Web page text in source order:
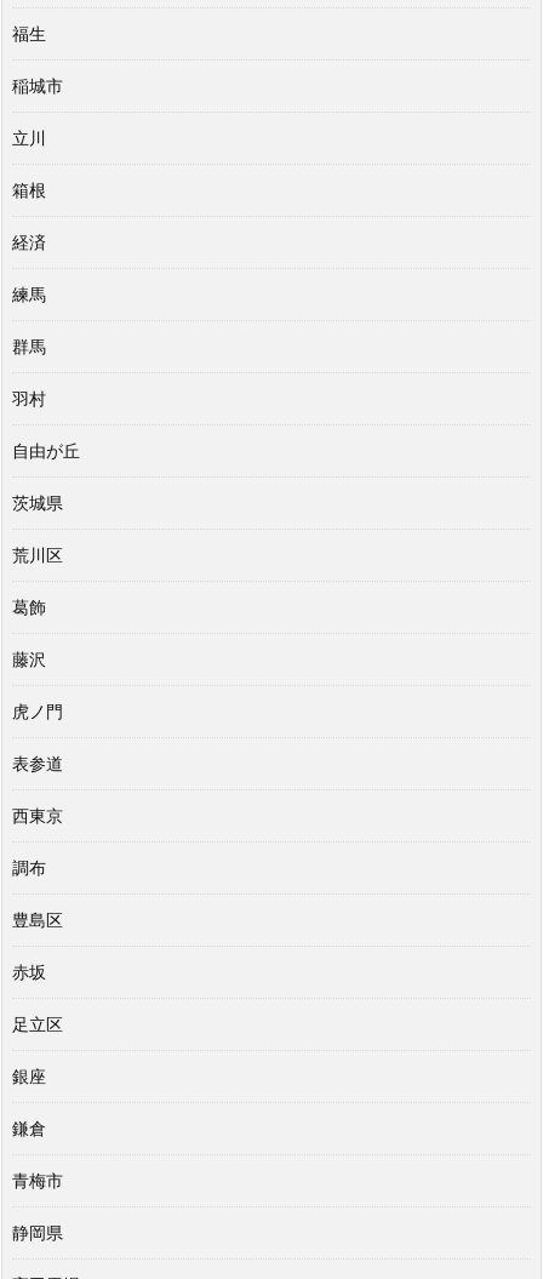
福生
稲城市
立川
箱根
経済
練馬
群馬
羽村
自由が丘
茨城県
荒川区
葛飾
藤沢
虎ノ門
表参道
西東京
調布
豊島区
赤坂
足立区
銀座
鎌倉
青梅市
静岡県